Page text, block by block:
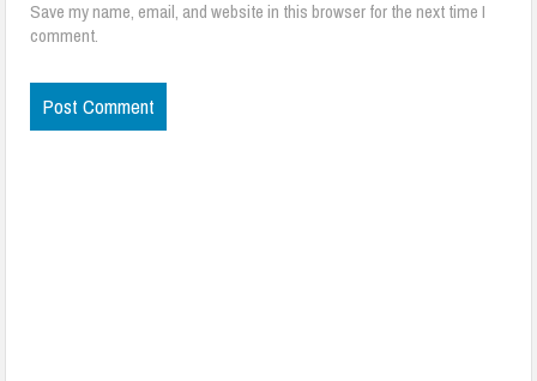
Save my name, email, and website in this browser for the next time I
comment.